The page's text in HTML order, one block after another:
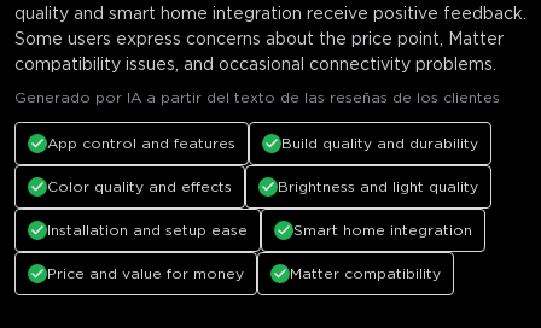
quality and smart home integration receive positive feedback.
Some users express concerns about the price point, Matter
compatibility issues, and occasional connectivity problems.
Generado por IA a partir del texto de las reseñas de los clientes
App control and features Build quality and durability
Color quality and effects Brightness and light quality
Installation and setup ease Smart home integration
Price and value for money Matter compatibility